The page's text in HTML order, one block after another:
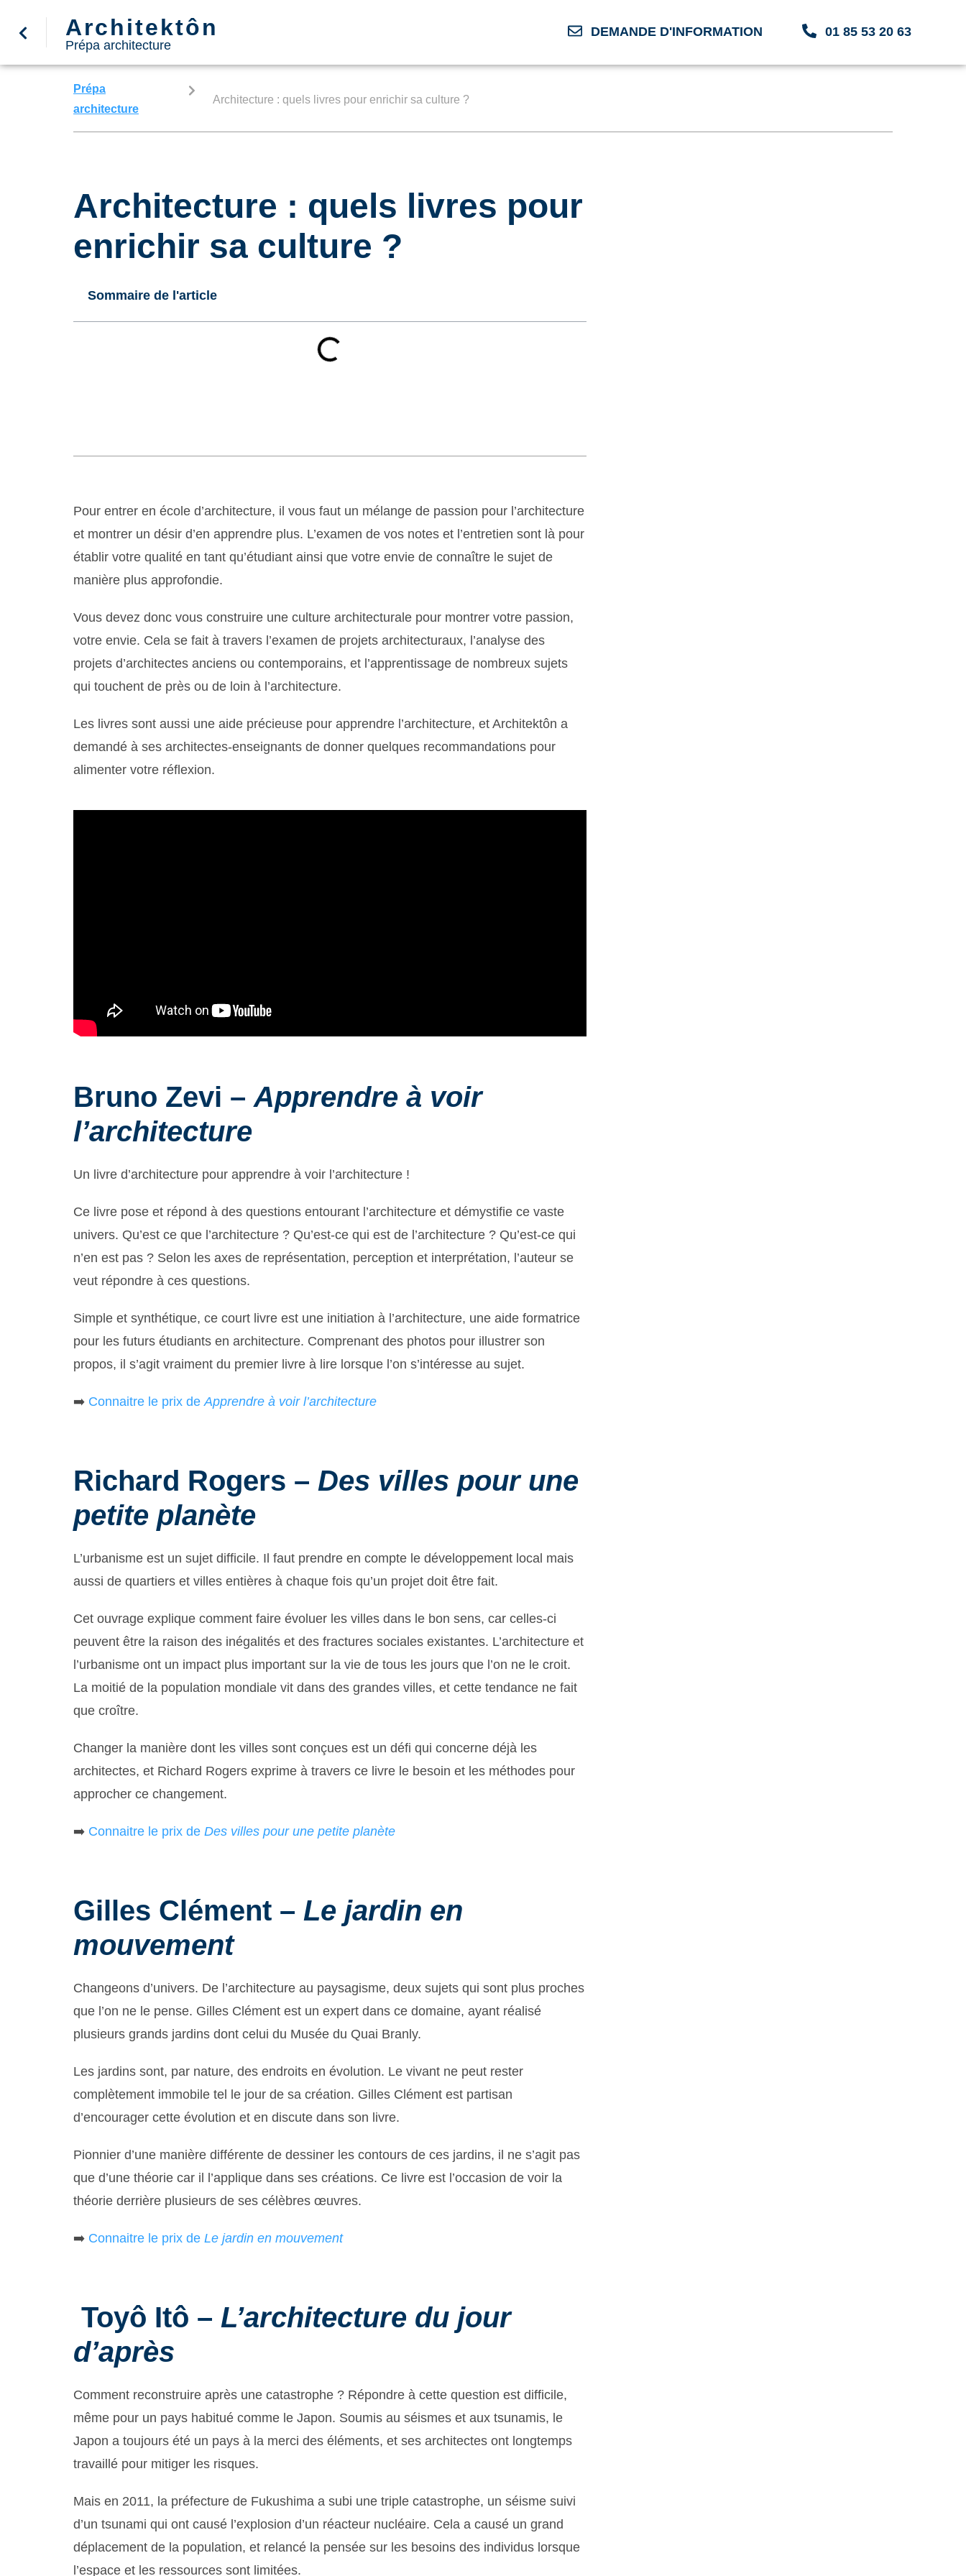
Architektôn
Prépa architecture
DEMANDE D'INFORMATION 01 85 53 20 63
Prépa
architecture
Architecture : quels livres pour enrichir sa culture ?
Architecture : quels livres pour
enrichir sa culture ?
Sommaire de l'article
Pour entrer en école d’architecture, il vous faut un mélange de passion pour l’architecture
et montrer un désir d’en apprendre plus. L’examen de vos notes et l’entretien sont là pour
établir votre qualité en tant qu’étudiant ainsi que votre envie de connaître le sujet de
manière plus approfondie.
Vous devez donc vous construire une culture architecturale pour montrer votre passion,
votre envie. Cela se fait à travers l’examen de projets architecturaux, l’analyse des
projets d’architectes anciens ou contemporains, et l’apprentissage de nombreux sujets
qui touchent de près ou de loin à l’architecture.
Les livres sont aussi une aide précieuse pour apprendre l’architecture, et Architektôn a
demandé à ses architectes-enseignants de donner quelques recommandations pour
alimenter votre réflexion.
Bruno Zevi – Apprendre à voir
l’architecture
Un livre d’architecture pour apprendre à voir l’architecture !
Ce livre pose et répond à des questions entourant l’architecture et démystifie ce vaste
univers. Qu’est ce que l’architecture ? Qu’est-ce qui est de l’architecture ? Qu’est-ce qui
n’en est pas ? Selon les axes de représentation, perception et interprétation, l’auteur se
veut répondre à ces questions.
Simple et synthétique, ce court livre est une initiation à l’architecture, une aide formatrice
pour les futurs étudiants en architecture. Comprenant des photos pour illustrer son
propos, il s’agit vraiment du premier livre à lire lorsque l’on s’intéresse au sujet.
➡️ Connaitre le prix deApprendre à voir l’architecture
Richard Rogers – Des villes pour une
petite planète
L’urbanisme est un sujet difficile. Il faut prendre en compte le développement local mais
aussi de quartiers et villes entières à chaque fois qu’un projet doit être fait.
Cet ouvrage explique comment faire évoluer les villes dans le bon sens, car celles-ci
peuvent être la raison des inégalités et des fractures sociales existantes. L’architecture et
l’urbanisme ont un impact plus important sur la vie de tous les jours que l’on ne le croit.
La moitié de la population mondiale vit dans des grandes villes, et cette tendance ne fait
que croître.
Changer la manière dont les villes sont conçues est un défi qui concerne déjà les
architectes, et Richard Rogers exprime à travers ce livre le besoin et les méthodes pour
approcher ce changement.
➡️ Connaitre le prix de Des villes pour une petite planète
Gilles Clément – Le jardin en
mouvement
Changeons d’univers. De l’architecture au paysagisme, deux sujets qui sont plus proches
que l’on ne le pense. Gilles Clément est un expert dans ce domaine, ayant réalisé
plusieurs grands jardins dont celui du Musée du Quai Branly.
Les jardins sont, par nature, des endroits en évolution. Le vivant ne peut rester
complètement immobile tel le jour de sa création. Gilles Clément est partisan
d’encourager cette évolution et en discute dans son livre.
Pionnier d’une manière différente de dessiner les contours de ces jardins, il ne s’agit pas
que d’une théorie car il l’applique dans ses créations. Ce livre est l’occasion de voir la
théorie derrière plusieurs de ses célèbres œuvres.
➡️ Connaitre le prix de Le jardin en mouvement
Toyô Itô – L’architecture du jour
d’après
Comment reconstruire après une catastrophe ? Répondre à cette question est difficile,
même pour un pays habitué comme le Japon. Soumis au séismes et aux tsunamis, le
Japon a toujours été un pays à la merci des éléments, et ses architectes ont longtemps
travaillé pour mitiger les risques.
Mais en 2011, la préfecture de Fukushima a subi une triple catastrophe, un séisme suivi
d’un tsunami qui ont causé l’explosion d’un réacteur nucléaire. Cela a causé un grand
déplacement de la population, et relancé la pensée sur les besoins des individus lorsque
l’espace et les ressources sont limitées.